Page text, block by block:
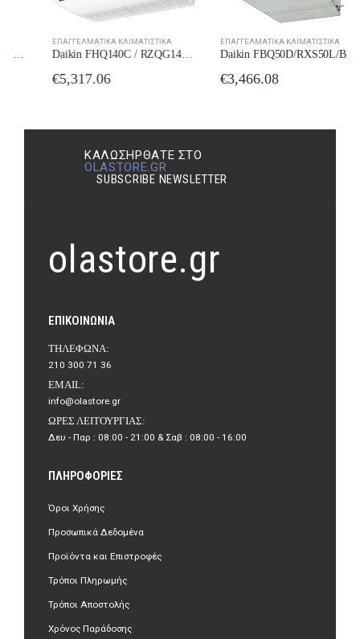
ΕΠΑΓΓΕΛΜΑΤΙΚΆ ΚΛΙΜΑΤΙΣΤΙΚΆ
Daikin FHQ140C / RZQG140LV1LY1 Επαγγελματικό Κλιματιστικό Inverter Οροφής
5,317.06
ΕΠΑΓΓΕΛΜΑΤΙΚΆ ΚΛΙΜΑΤΙΣΤΙΚΆ
Daikin FBQ50D/RXS50L/BRC1D52 Επαγγελματικό Κλιματιστικό Inverter Καναλάτο 18000 BTU
3,466.08
ΚΑΛΩΣΉΡΘΑΤΕ ΣΤΟ
OLASTORE.GR
SUBSCRIBE NEWSLETTER
olastore.gr
ΕΠΙΚΟΙΝΩΝΊΑ
ΤΗΛΈΦΩΝΑ:
210 300 71 36
EMAIL:
info@olastore.gr
ΏΡΕΣ ΛΕΙΤΟΥΡΓΊΑΣ:
Δευ - Παρ : 08:00 - 21:00 & Σαβ : 08:00 - 16:00
ΠΛΗΡΟΦΟΡΊΕΣ
Όροι Χρήσης
Προσωπικά Δεδομένα
Προϊόντα και Επιστροφές
Τρόποι Πληρωμής
Τρόποι Αποστολής
Χρόνος Παράδοσης